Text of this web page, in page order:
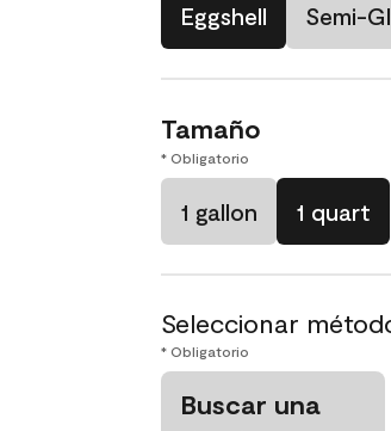
Eggshell Semi-
Tamaño
* Obligatorio
1 gallon 1 quart
Seleccionar
* Obligatorio
Buscar una